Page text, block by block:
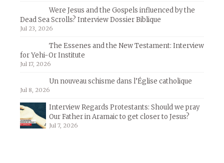
Were Jesus and the Gospels influenced by the
Dead Sea Scrolls? Interview Dossier Biblique
Jul 23, 2026
The Essenes and the New Testament: Interview
for Yehi-Or Institute
Jul 17, 2026
Un nouveau schisme dans l’Église catholique
Jul 8, 2026
Interview Regards Protestants: Should we pray
Our Father in Aramaic to get closer to Jesus?
Jul 7, 2026